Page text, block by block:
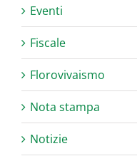
Eventi
Fiscale
Florovivaismo
Nota stampa
Notizie